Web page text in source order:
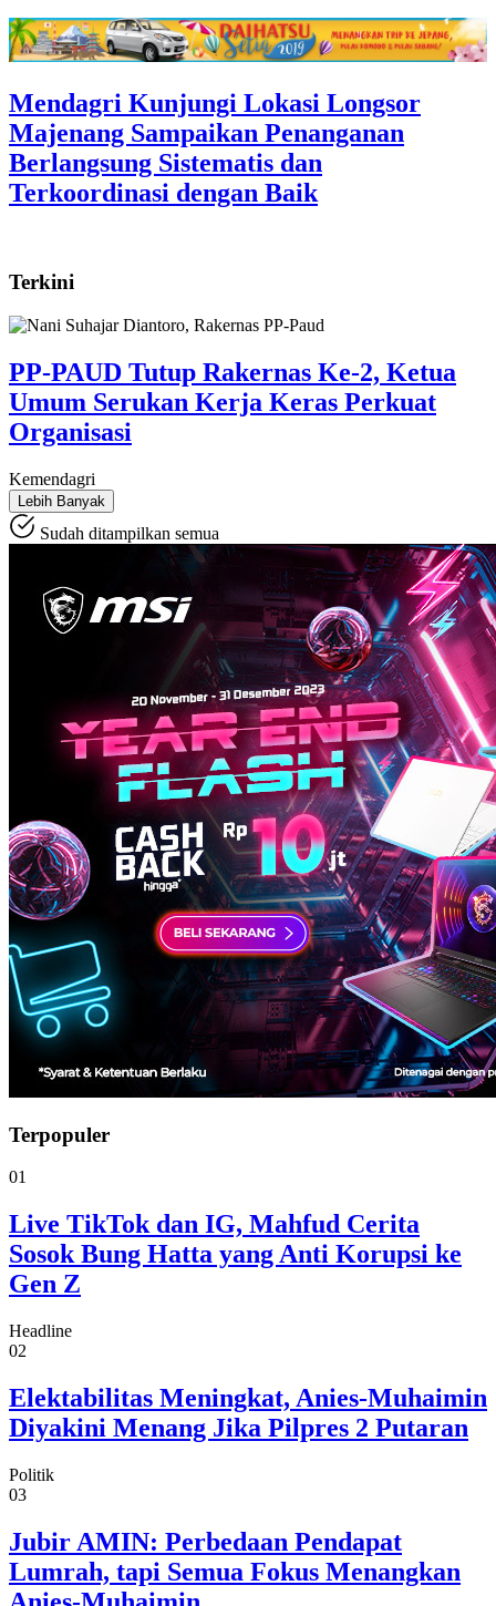
Mendagri Kunjungi Lokasi Longsor
Majenang Sampaikan Penanganan
Berlangsung Sistematis dan
Terkoordinasi dengan Baik
Terkini
PP-PAUD Tutup Rakernas Ke-2, Ketua
Umum Serukan Kerja Keras Perkuat
Organisasi
Kemendagri
Lebih Banyak
Sudah ditampilkan semua
Terpopuler
01
Live TikTok dan IG, Mahfud Cerita
Sosok Bung Hatta yang Anti Korupsi ke
Gen Z
Headline
02
Elektabilitas Meningkat, Anies-Muhaimin
Diyakini Menang Jika Pilpres 2 Putaran
Politik
03
Jubir AMIN: Perbedaan Pendapat
Lumrah, tapi Semua Fokus Menangkan